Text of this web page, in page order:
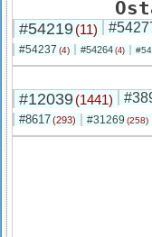
#54219(11)
#54237 (4) #54264 (4)
#12039(1441)
#8617(293) #31269 (258)